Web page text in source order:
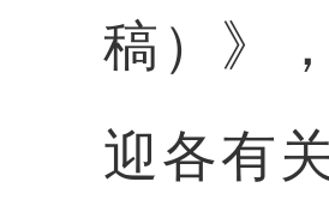
稿）》
迎各有